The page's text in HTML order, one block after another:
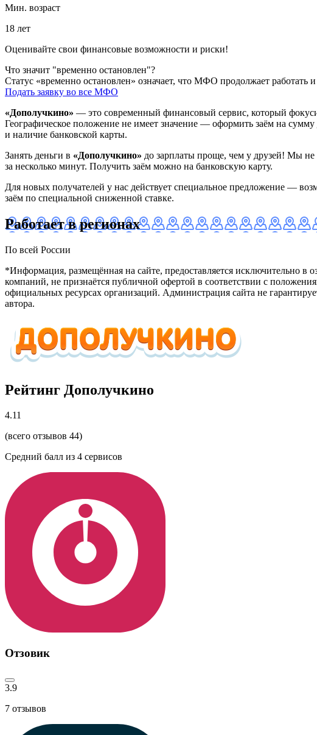
Мин. возраст
18 лет
Оценивайте свои финансовые возможности и риски!
Что значит "временно остановлен"?
Статус «временно остановлен» означает, что МФО продолжает
Подать заявку во все МФО
«Дополучкино» — это современный финансовый сервис, который
Географическое положение не имеет значение — оформить заём на
и наличие банковской карты.
Занять деньги в «Дополучкино» до зарплаты проще, чем у друзей! Мы не
за несколько минут. Получить заём можно на банковскую карту.
Для новых получателей у нас действует специальное предложение —
заём по специальной сниженной ставке.
Работает в регионах
По всей России
*Информация, размещённая на сайте, предоставляется исключительно
компаний, не признаётся публичной офертой в соответствии с
официальных ресурсах организаций. Администрация сайта не
автора.
Рейтинг Дополучкино
4.11
(всего отзывов 44)
Средний балл из 4 сервисов
Отзовик
3.9
7 отзывов